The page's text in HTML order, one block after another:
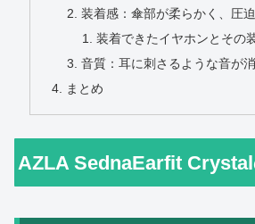
装着感：傘部が柔らかく、圧
装着できたイヤホンとその
音質：耳に刺さるような音が
まとめ
AZLA SednaEarfit